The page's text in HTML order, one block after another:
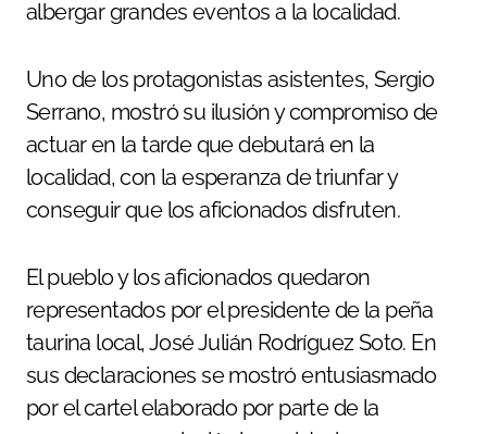
albergar grandes eventos a la localidad.
Uno de los protagonistas asistentes, Sergio
Serrano, mostró su ilusión y compromiso de
actuar en la tarde que debutará en la
localidad, con la esperanza de triunfar y
conseguir que los aficionados disfruten.
El pueblo y los aficionados quedaron
representados por el presidente de la peña
taurina local, José Julián Rodríguez Soto. En
sus declaraciones se mostró entusiasmado
por el cartel elaborado por parte de la